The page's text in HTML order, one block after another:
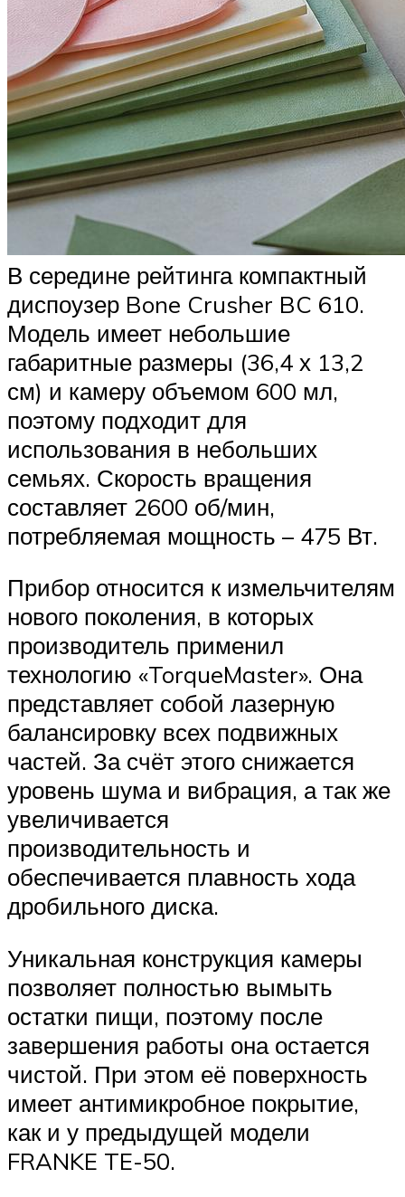
В середине рейтинга компактный
диспоузер Bone Crusher BC 610.
Модель имеет небольшие
габаритные размеры (36,4 х 13,2
см) и камеру объемом 600 мл,
поэтому подходит для
использования в небольших
семьях. Скорость вращения
составляет 2600 об/мин,
потребляемая мощность – 475 Вт.
Прибор относится к измельчителям
нового поколения, в которых
производитель применил
технологию «TorqueMaster». Она
представляет собой лазерную
балансировку всех подвижных
частей. За счёт этого снижается
уровень шума и вибрация, а так же
увеличивается
производительность и
обеспечивается плавность хода
дробильного диска.
Уникальная конструкция камеры
позволяет полностью вымыть
остатки пищи, поэтому после
завершения работы она остается
чистой. При этом её поверхность
имеет антимикробное покрытие,
как и у предыдущей модели
FRANKE TE-50.